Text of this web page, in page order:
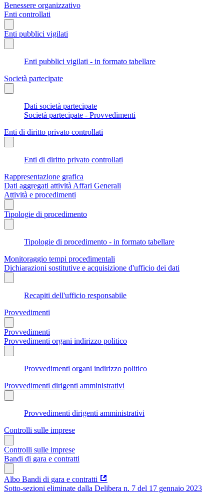
Benessere organizzativo
Enti controllati
Enti pubblici vigilati
Enti pubblici vigilati - in formato tabellare
Società partecipate
Dati società partecipate
Società partecipate - Provvedimenti
Enti di diritto privato controllati
Enti di diritto privato controllati
Rappresentazione grafica
Dati aggregati attività Affari Generali
Attività e procedimenti
Tipologie di procedimento
Tipologie di procedimento - in formato tabellare
Monitoraggio tempi procedimentali
Dichiarazioni sostitutive e acquisizione d'ufficio dei dati
Recapiti dell'ufficio responsabile
Provvedimenti
Provvedimenti
Provvedimenti organi indirizzo politico
Provvedimenti organi indirizzo politico
Provvedimenti dirigenti amministrativi
Provvedimenti dirigenti amministrativi
Controlli sulle imprese
Controlli sulle imprese
Bandi di gara e contratti
Albo Bandi di gara e contratti
Sotto-sezioni eliminate dalla Delibera n. 7 del 17 gennaio 2023